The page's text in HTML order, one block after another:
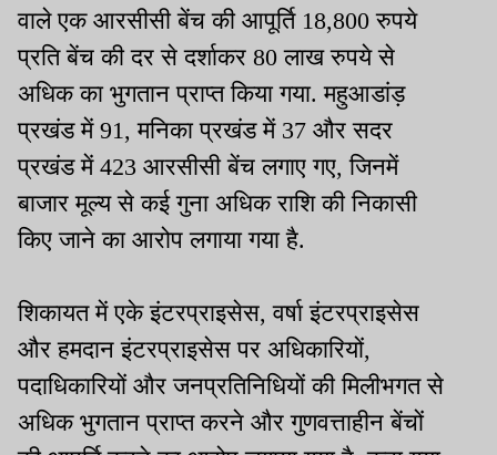
वाले एक आरसीसी बेंच की आपूर्ति 18,800 रुपये
प्रति बेंच की दर से दर्शाकर 80 लाख रुपये से
अधिक का भुगतान प्राप्त किया गया. महुआडांड़
प्रखंड में 91, मनिका प्रखंड में 37 और सदर
प्रखंड में 423 आरसीसी बेंच लगाए गए, जिनमें
बाजार मूल्य से कई गुना अधिक राशि की निकासी
किए जाने का आरोप लगाया गया है.
शिकायत में एके इंटरप्राइसेस, वर्षा इंटरप्राइसेस
और हमदान इंटरप्राइसेस पर अधिकारियों,
पदाधिकारियों और जनप्रतिनिधियों की मिलीभगत से
अधिक भुगतान प्राप्त करने और गुणवत्ताहीन बेंचों